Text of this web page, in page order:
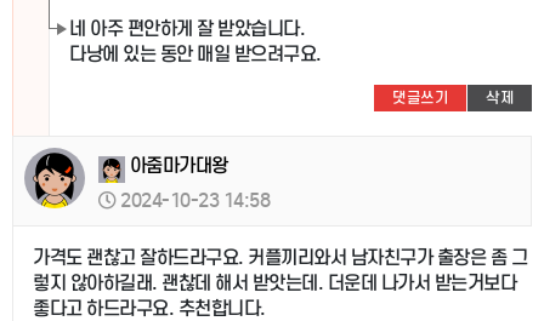
네 아주 편안하게 잘 받았습니다.
다낭에 있는 동안 매일 받으려구요.
댓글쓰기 삭제
아줌마가대왕
2024-10-23 14:58
가격도 괜찮고 잘하드라구요. 커플끼리와서 남자친구가 출장은 좀 그
렇지 않아하길래. 괜찮데 해서 받앗는데. 더운데 나가서 받는거보다
좋다고 하드라구요. 추천합니다.